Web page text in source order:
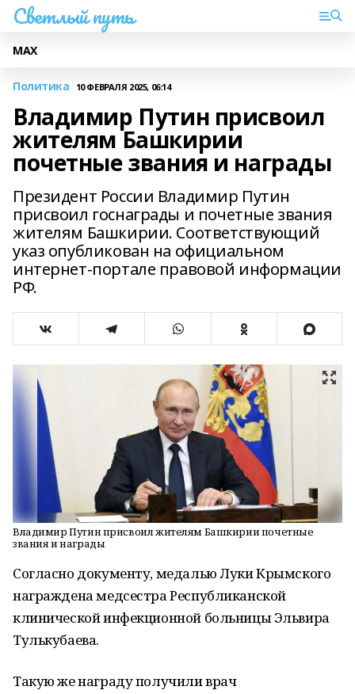
Светлый путь
МАХ
Политика 10 ФЕВРАЛЯ 2025, 06:14
Владимир Путин присвоил
жителям Башкирии
почетные звания и награды
Президент России Владимир Путин
присвоил госнаграды и почетные звания
жителям Башкирии. Соответствующий
указ опубликован на официальном
интернет-портале правовой информации
РФ.
Владимир Путин присвоил жителям Башкирии почетные
звания и награды
Согласно документу, медалью Луки Крымского
награждена медсестра Республиканской
клинической инфекционной больницы Эльвира
Тулькубаева.
Такую же награду получили врач